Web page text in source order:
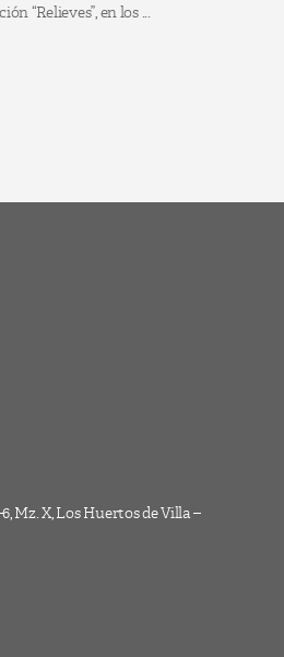
“Relieves”, en los ...
Mz. X, Los Huertos de Villa –